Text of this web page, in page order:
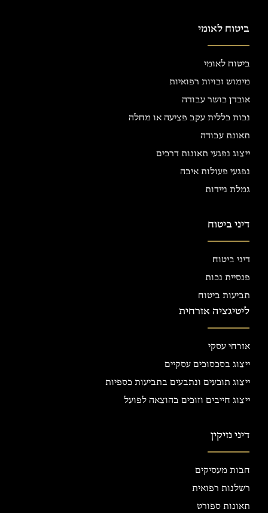
ביטוח לאומי
ביטוח לאומי
מימוש זכויות רפואיות
אובדן כושר עבודה
נכות כללית עקב פציעה או מחלה
תאונת עבודה
ייצוג נפגעי תאונות דרכים
נפגעי פעולות איבה
גמלת ניידות
דיני ביטוח
דיני ביטוח
פנסיית נכות
תביעות ביטוח
ליטיגציה אזרחית
אזרחי עסקי
ייצוג בסכסוכים עסקיים
ייצוג תובעים ונתבעים בתביעות כספיות
ייצוג חייבים וזוכים בהוצאה לפועל
דיני נזיקין
חבות מעסיקים
רשלנות רפואית
תאונות ספורט